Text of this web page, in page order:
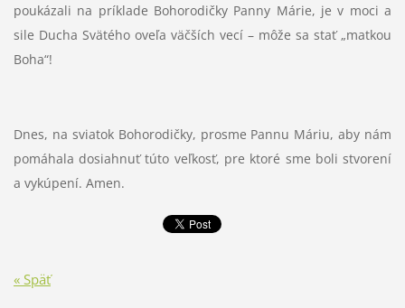
poukázali na príklade Bohorodičky Panny Márie, je v moci a
sile Ducha Svätého oveľa väčších vecí – môže sa stať „matkou
Boha“!
Dnes, na sviatok Bohorodičky, prosme Pannu Máriu, aby nám
pomáhala dosiahnuť túto veľkosť, pre ktoré sme boli stvorení
a vykúpení. Amen.
« Späť